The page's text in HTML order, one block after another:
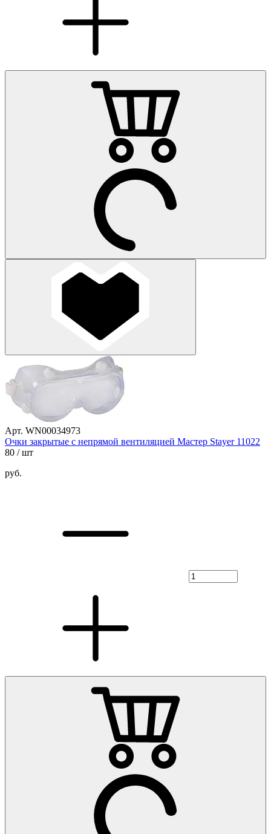
Арт. WN00034973
Очки закрытые с непрямой вентиляцией Мастер Stayer 11022
80 / шт
руб.